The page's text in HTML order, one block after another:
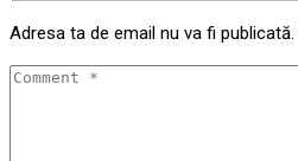
Adresa ta de email nu va fi publicată.